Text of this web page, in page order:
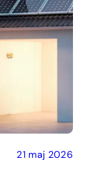
21 maj 2026